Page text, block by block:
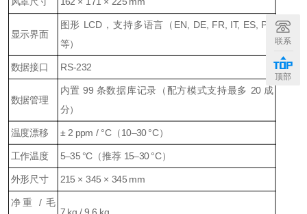
显示界面
图形 LCD，支持多语言（EN, DE, FR, IT, ES, PT
等）
数据接口 RS‑232
数据管理
内置 99 条数据库记录（配方模式支持最多 20 成
分）
温度漂移 ± 2 ppm / °C（10–30 °C）
工作温度 5–35 °C（推荐 15–30 °C）
外形尺寸 215 × 345 × 345 mm
净重 / 毛
7 kg / 9.6 kg
联系
顶部